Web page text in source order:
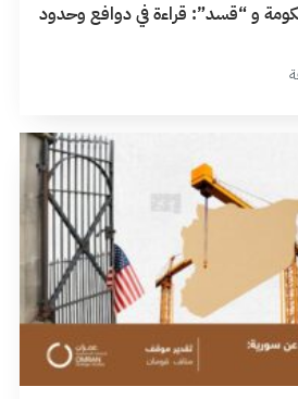
و “قسد”: قراءة في دوافع وحدود